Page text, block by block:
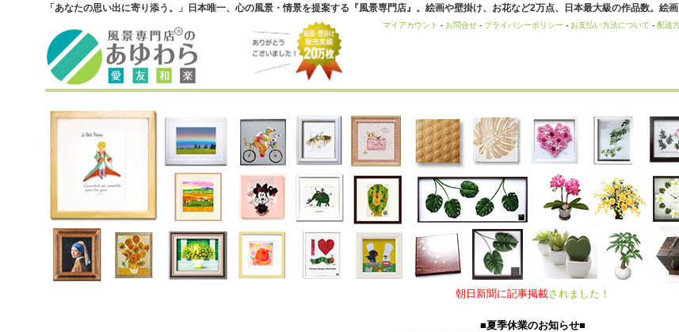
「あなたの思い出に寄り添う。」日本唯一、心の風景・情景を提案する『風景専門店』。絵画や壁掛け、お花など2万点、日本最大級の作品数。絵
マイアカウント - お問合せ - プライバシーポリシー - お支払い方法について - 配送
朝日新聞に記事掲載されました！
■夏季休業のお知らせ■